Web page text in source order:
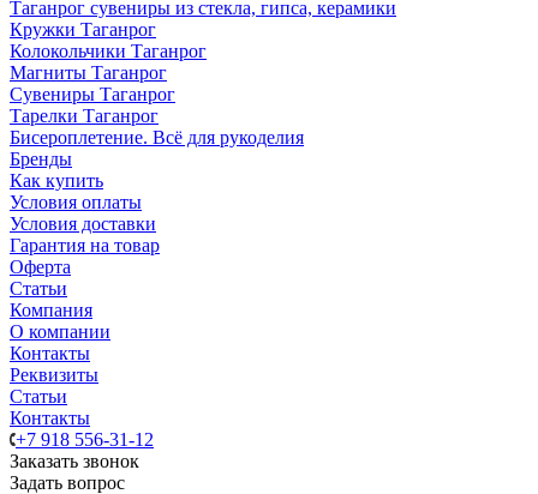
Таганрог сувениры из стекла, гипса, керамики
Кружки Таганрог
Колокольчики Таганрог
Магниты Таганрог
Сувениры Таганрог
Тарелки Таганрог
Бисероплетение. Всё для рукоделия
Бренды
Как купить
Условия оплаты
Условия доставки
Гарантия на товар
Оферта
Статьи
Компания
О компании
Контакты
Реквизиты
Статьи
Контакты
+7 918 556-31-12
Заказать звонок
Задать вопрос